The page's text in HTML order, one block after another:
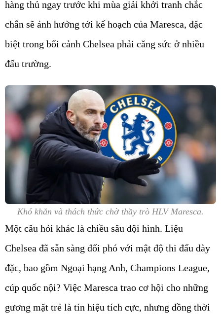
hàng thủ ngay trước khi mùa giải khởi tranh chắc
chắn sẽ ảnh hưởng tới kế hoạch của Maresca, đặc
biệt trong bối cảnh Chelsea phải căng sức ở nhiều
đấu trường.
Khó khăn và thách thức chờ thầy trò HLV Maresca.
Một câu hỏi khác là chiều sâu đội hình. Liệu
Chelsea đã sẵn sàng đối phó với mật độ thi đấu dày
đặc, bao gồm Ngoại hạng Anh, Champions League,
cúp quốc nội? Việc Maresca trao cơ hội cho những
gương mặt trẻ là tín hiệu tích cực, nhưng đồng thời